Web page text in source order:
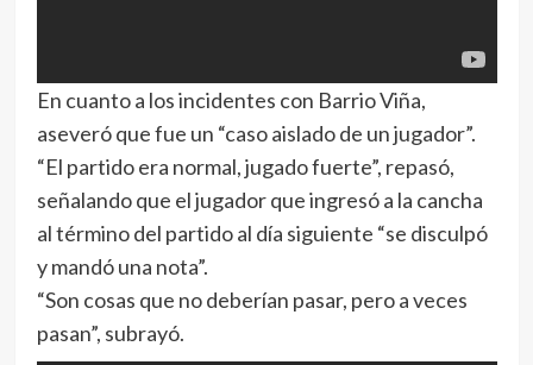
En cuanto a los incidentes con Barrio Viña,
aseveró que fue un “caso aislado de un jugador”.
“El partido era normal, jugado fuerte”, repasó,
señalando que el jugador que ingresó a la cancha
al término del partido al día siguiente “se disculpó
y mandó una nota”.
“Son cosas que no deberían pasar, pero a veces
pasan”, subrayó.